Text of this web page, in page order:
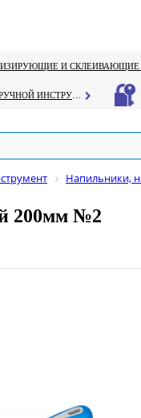
Напильники,
200мм №2